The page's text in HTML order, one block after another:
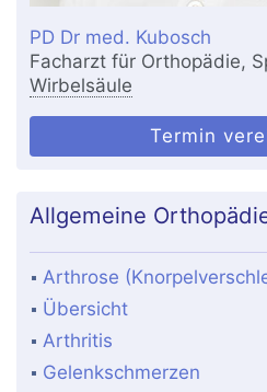
PD Dr med. Kubosch
Facharzt für Orthopädie,
Wirbelsäule
Termin
Allgemeine
Arthrose
Übersicht
Arthritis
Gelenkschmerzen